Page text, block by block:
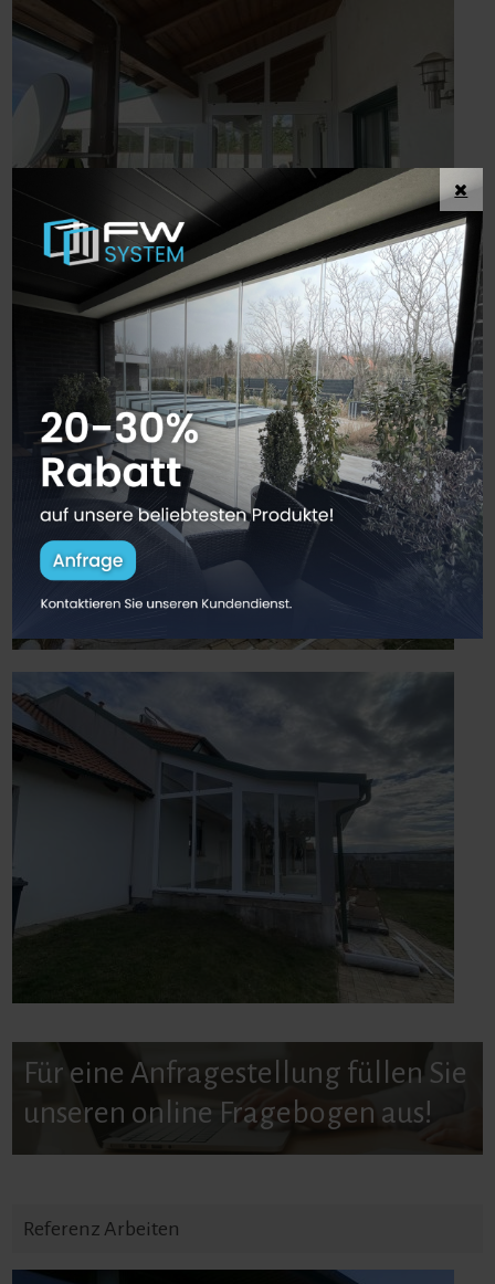
Für eine Anfragestellung füllen Sie
unseren online Fragebogen aus!
Referenz Arbeiten